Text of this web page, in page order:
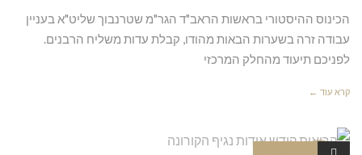
הכינוס ההיסטורי בראשות הראב"ד הגר"מ שטרנבוך שליט"א בעניין
עבודה זרה בשערות הבאות מהודו, קבלת עדות משליח הרבנים.
לפניכם תיעוד מהחלק המרכזי
קרא עוד ←